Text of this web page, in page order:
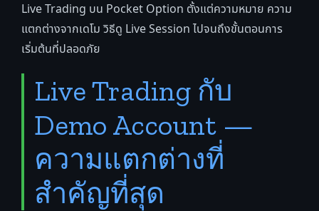
Live Trading บน Pocket Option ตั้งแต่ความหมาย ความ
แตกต่างจากเดโม วิธีดู Live Session ไปจนถึงขั้นตอนการ
เริ่มต้นที่ปลอดภัย
Live Trading กับ
Demo Account —
ความแตกต่างที่
สำคัญที่สุด